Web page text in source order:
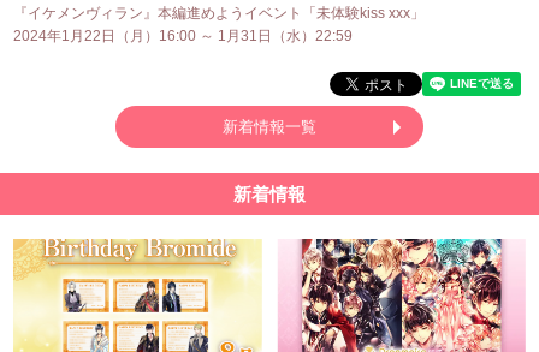
『イケメンヴィラン』本編進めようイベント「未体験kiss xxx」
2024年1月22日（月）16:00 ～ 1月31日（水）22:59
新着情報一覧
新着情報